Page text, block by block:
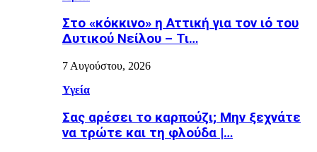
Στο «κόκκινο» η Αττική για τον ιό του
Δυτικού Νείλου – Τι…
7 Αυγούστου, 2026
Υγεία
Σας αρέσει το καρπούζι; Μην ξεχνάτε
να τρώτε και τη φλούδα |…